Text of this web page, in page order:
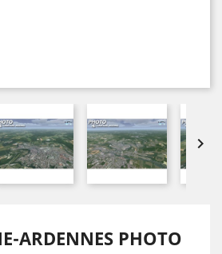

ARDENNES PHOTO